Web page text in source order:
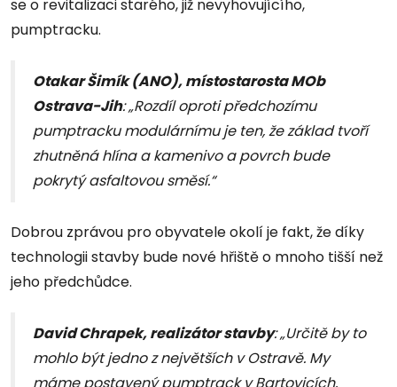
se o revitalizaci starého, již nevyhovujícího,
pumptracku.
Otakar Šimík (ANO), místostarosta MOb
Ostrava-Jih: „Rozdíl oproti předchozímu
pumptracku modulárnímu je ten, že základ tvoří
zhutněná hlína a kamenivo a povrch bude
pokrytý asfaltovou směsí.“
Dobrou zprávou pro obyvatele okolí je fakt, že díky
technologii stavby bude nové hřiště o mnoho tišší než
jeho předchůdce.
David Chrapek, realizátor stavby: „Určitě by to
mohlo být jedno z největších v Ostravě. My